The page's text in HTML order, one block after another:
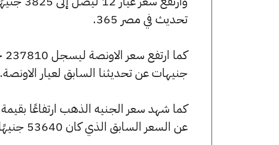
تحديث في مصر 365.
جنيهات عن تحديثنا السابق لعيار الاونصة.
عن السعر السابق الذي كان 53640 جنيهًا للبيع و53080 جنيهًا للشراء.